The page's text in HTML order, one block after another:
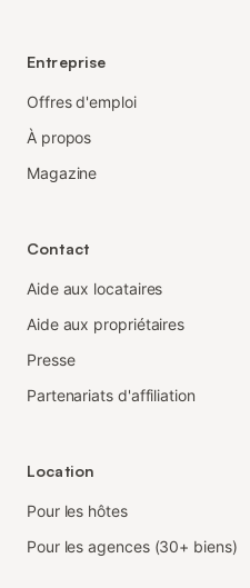
Entreprise
Offres d'emploi
À propos
Magazine
Contact
Aide aux locataires
Aide aux propriétaires
Presse
Partenariats d'affiliation
Location
Pour les hôtes
Pour les agences (30+ biens)